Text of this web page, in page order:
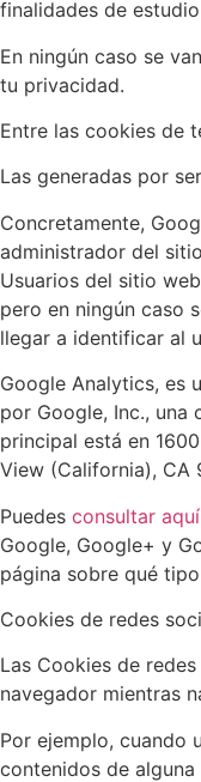
finalidades de
En ningún caso se
tu privacidad.
Entre las cookies de
Las generadas por
Concretamente,
administrador del
Usuarios del sitio
pero en ningún caso
llegar a identificar al
Google Analytics, es
por Google, Inc., una
principal está en
View (California), CA
Puedes consultar aquí
Google, Google+ y
página sobre qué
Cookies de redes
Las Cookies de
navegador mientras
Por ejemplo, cuando
contenidos de